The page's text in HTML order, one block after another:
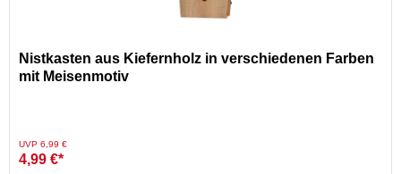
Nistkasten aus Kiefernholz in verschiedenen Farben
mit Meisenmotiv
Preis reduziert von
UVP 6,99 €auf
4,99 €*